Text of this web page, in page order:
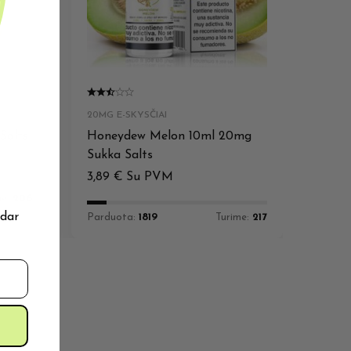
20MG E-SKYSČIAI
Honeydew Melon 10ml 20mg
Sukka Salts
3,89 € Su PVM
Parduota: 1819 Turime: 217